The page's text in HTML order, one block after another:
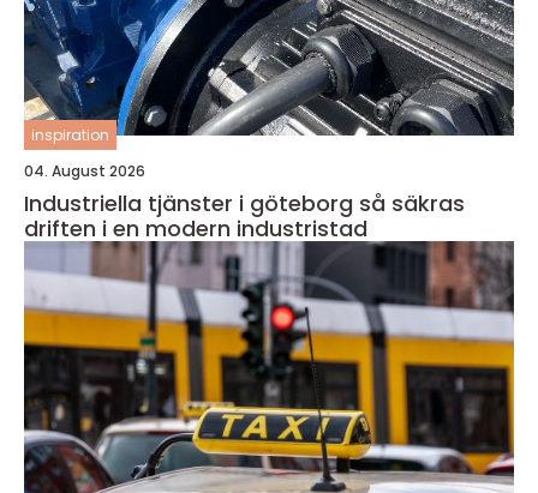
inspiration
04. August 2026
Industriella tjänster i göteborg så säkras
driften i en modern industristad